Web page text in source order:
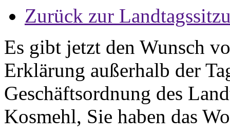
Zurück zur
Es gibt jetzt den Wunsch
Erklärung außerhalb der
Geschäftsordnung des
Kosmehl, Sie haben das